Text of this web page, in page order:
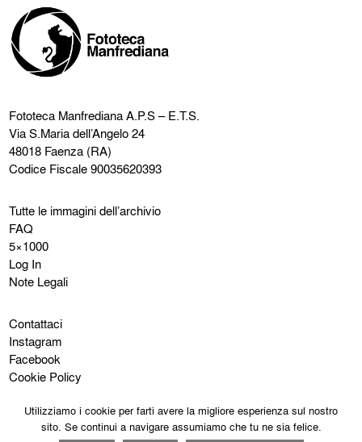
Fototeca ManfredianaA.P.S – E.T.S.
Via S.Maria dell’Angelo 24
48018 Faenza (RA)
Codice Fiscale 90035620393
Tutte le immagini dell’archivio
FAQ
5×1000
Log In
Note Legali
Contattaci
Instagram
Facebook
Cookie Policy
Utilizziamo i cookie per farti avere la migliore esperienza sul nostro
sito. Se continui a navigare assumiamo che tu ne sia felice.